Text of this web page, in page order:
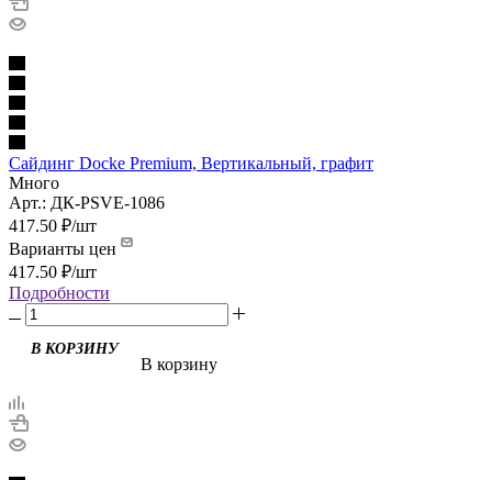
Сайдинг Docke Premium, Вертикальный, графит
Много
Арт.: ДК-PSVE-1086
417.50 ₽/шт
Варианты цен
417.50 ₽/шт
Подробности
В корзину